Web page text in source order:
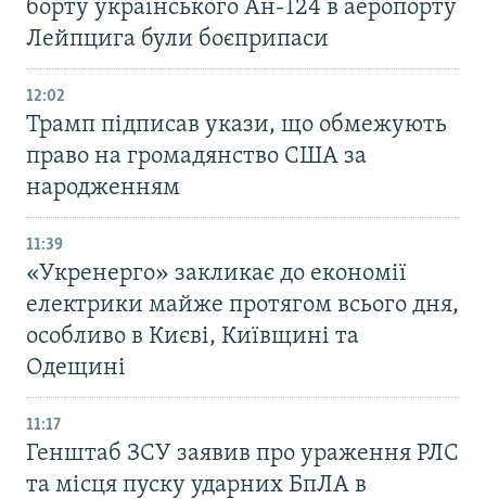
борту українського Ан-124 в аеропорту
Лейпцига були боєприпаси
12:02
Трамп підписав укази, що обмежують
право на громадянство США за
народженням
11:39
«Укренерго» закликає до економії
електрики майже протягом всього дня,
особливо в Києві, Київщині та
Одещині
11:17
Генштаб ЗСУ заявив про ураження РЛС
та місця пуску ударних БпЛА в